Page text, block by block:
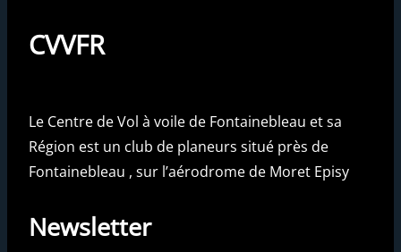
CVVFR
Le Centre de Vol à voile de Fontainebleau et sa
Région est un club de planeurs situé près de
Fontainebleau , sur l’aérodrome de Moret Episy
Newsletter